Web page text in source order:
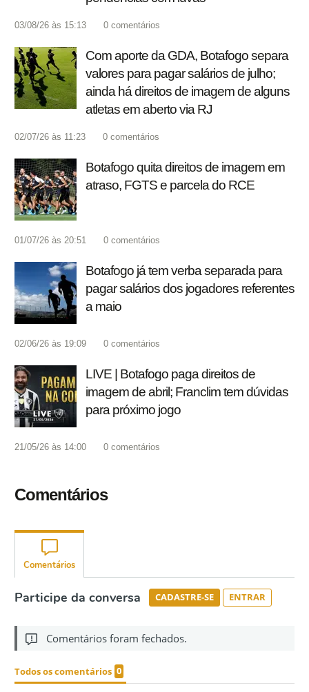
03/08/26 às 15:13 0 comentários
Com aporte da GDA, Botafogo separa
valores para pagar salários de julho;
ainda há direitos de imagem de alguns
atletas em aberto via RJ
02/07/26 às 11:23 0 comentários
Botafogo quita direitos de imagem em
atraso, FGTS e parcela do RCE
01/07/26 às 20:51 0 comentários
Botafogo já tem verba separada para
pagar salários dos jogadores referentes
a maio
02/06/26 às 19:09 0 comentários
LIVE | Botafogo paga direitos de
imagem de abril; Franclim tem dúvidas
para próximo jogo
21/05/26 às 14:00 0 comentários
Comentários